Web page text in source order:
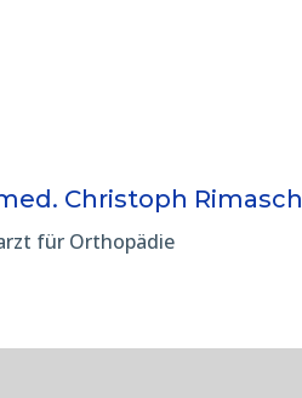
Christoph Rimasch
für Orthopädie